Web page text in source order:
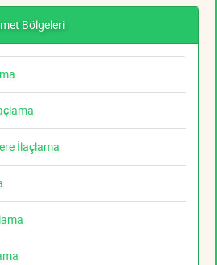
Bölgeleri
İlaçlama